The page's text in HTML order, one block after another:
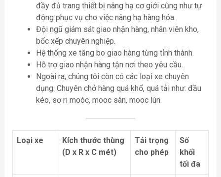
đầy đủ trang thiết bị nâng hạ cơ giới cũng như tự
động phục vụ cho việc nâng hạ hàng hóa.
Đội ngũ giám sát giao nhận hàng, nhân viên kho,
bốc xếp chuyên nghiệp.
Hệ thống xe tăng bo giao hàng từng tỉnh thành.
Hỗ trợ giao nhận hàng tận nơi theo yêu cầu.
Ngoài ra, chúng tôi còn có các loại xe chuyên
dụng. Chuyên chở hàng quá khổ, quá tải như: đầu
kéo, sơ ri moóc, mooc sàn, mooc lùn.
Loại xe
Kích thước thùng
(D x R x C mét)
Tải trọng
cho phép
Số
khối
tối đa